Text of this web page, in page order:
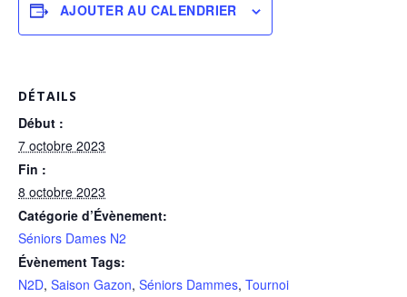
AJOUTER AU CALENDRIER
DÉTAILS
Début :
7 octobre 2023
Fin :
8 octobre 2023
Catégorie d’Évènement:
Séniors Dames N2
Évènement Tags:
N2D, Saison Gazon, Séniors Dammes, Tournoi